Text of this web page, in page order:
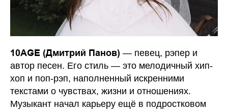
10AGE (Дмитрий Панов) — певец, рэпер и
автор песен. Его стиль — это мелодичный хип-
хоп и поп-рэп, наполненный искренними
текстами о чувствах, жизни и отношениях.
Музыкант начал карьеру ещё в подростковом